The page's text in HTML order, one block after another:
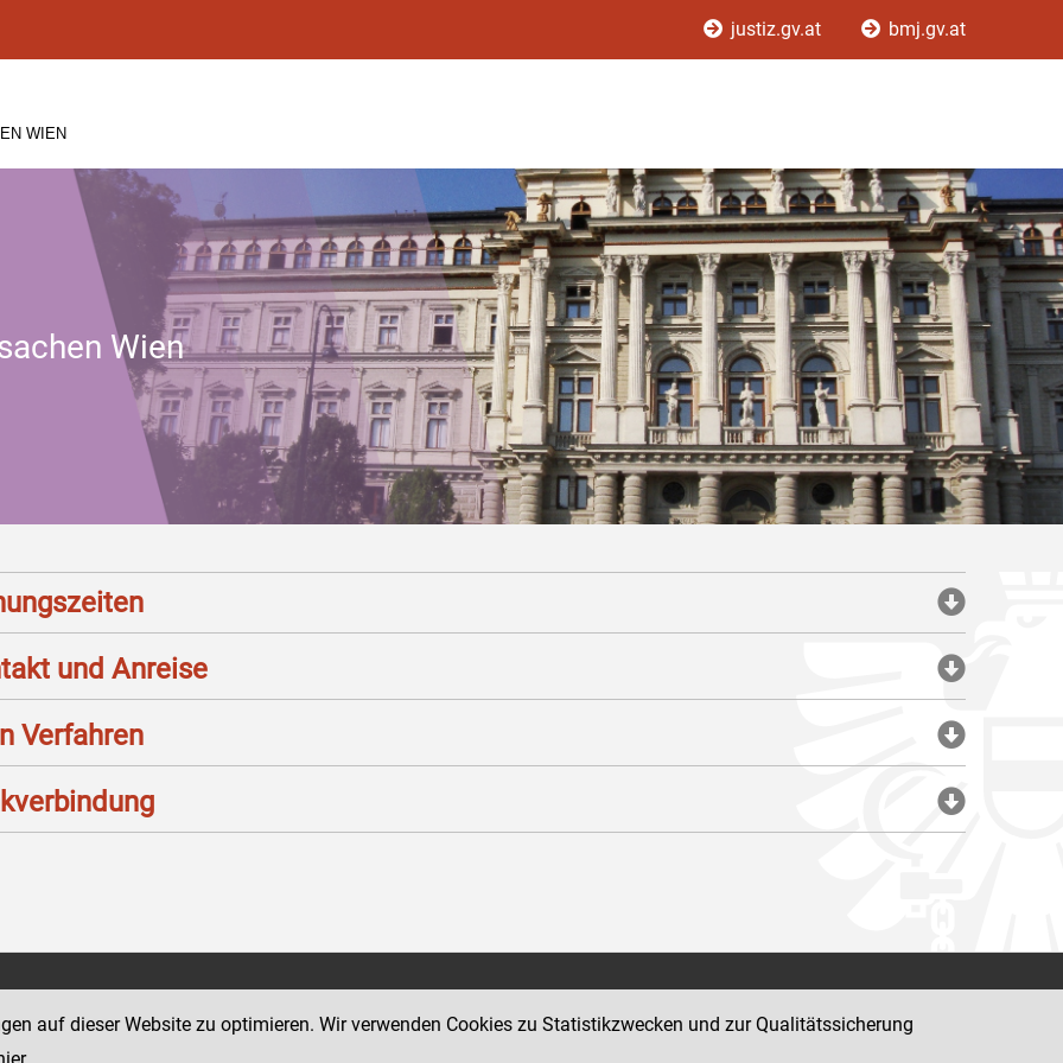
justiz.gv.at bmj.gv.at
WIEN
Wien
und Anreise
Verfahren
11
der Justiz und des BMJ
Impressum
auf dieser Website zu optimieren. Wir verwenden Cookies zu Statistikzwecken und zur Qualitätssicherung